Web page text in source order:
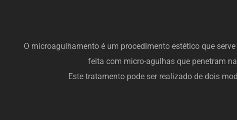
O microagulhamento é um procedimento estético que
feita com micro-agulhas que penetram
Este tratamento pode ser realizado de dois